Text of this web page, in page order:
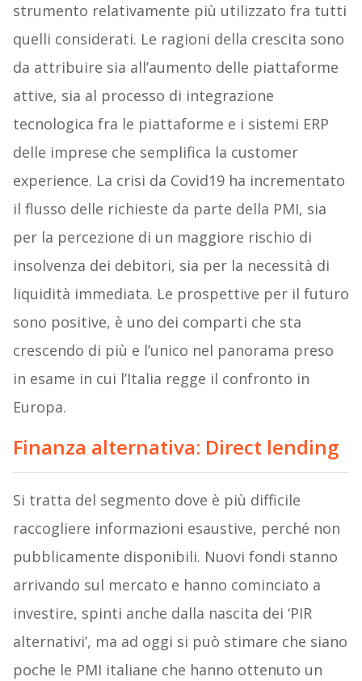
strumento relativamente più utilizzato fra tutti
quelli considerati. Le ragioni della crescita sono
da attribuire sia all’aumento delle piattaforme
attive, sia al processo di integrazione
tecnologica fra le piattaforme e i sistemi ERP
delle imprese che semplifica la customer
experience. La crisi da Covid19 ha incrementato
il flusso delle richieste da parte della PMI, sia
per la percezione di un maggiore rischio di
insolvenza dei debitori, sia per la necessità di
liquidità immediata. Le prospettive per il futuro
sono positive, è uno dei comparti che sta
crescendo di più e l’unico nel panorama preso
in esame in cui l’Italia regge il confronto in
Europa.
Finanza alternativa: Direct lending
Si tratta del segmento dove è più difficile
raccogliere informazioni esaustive, perché non
pubblicamente disponibili. Nuovi fondi stanno
arrivando sul mercato e hanno cominciato a
investire, spinti anche dalla nascita dei ‘PIR
alternativi’, ma ad oggi si può stimare che siano
poche le PMI italiane che hanno ottenuto un